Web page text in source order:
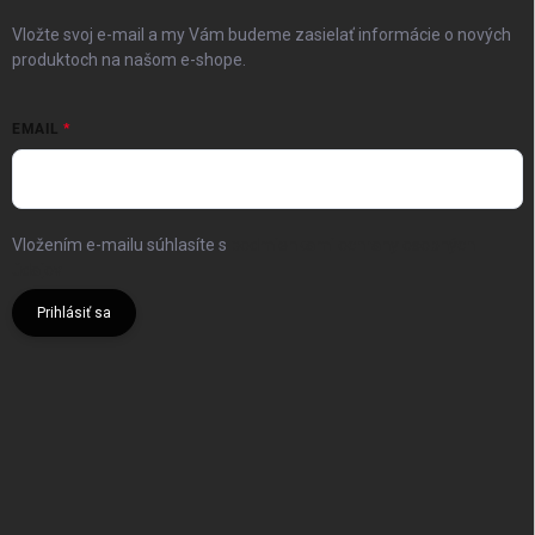
Vložte svoj e-mail a my Vám budeme zasielať informácie o nových
produktoch na našom e-shope.
EMAIL
Vložením e-mailu súhlasíte s
Prihlásiť sa